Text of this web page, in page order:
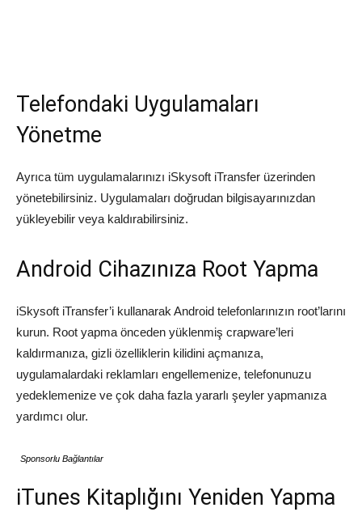
Telefondaki Uygulamaları
Yönetme
Ayrıca tüm uygulamalarınızı iSkysoft iTransfer üzerinden
yönetebilirsiniz. Uygulamaları doğrudan bilgisayarınızdan
yükleyebilir veya kaldırabilirsiniz.
Android Cihazınıza Root Yapma
iSkysoft iTransfer’i kullanarak Android telefonlarınızın root’larını
kurun. Root yapma önceden yüklenmiş crapware’leri
kaldırmanıza, gizli özelliklerin kilidini açmanıza,
uygulamalardaki reklamları engellemenize, telefonunuzu
yedeklemenize ve çok daha fazla yararlı şeyler yapmanıza
yardımcı olur.
Sponsorlu Bağlantılar
iTunes Kitaplığını Yeniden Yapma